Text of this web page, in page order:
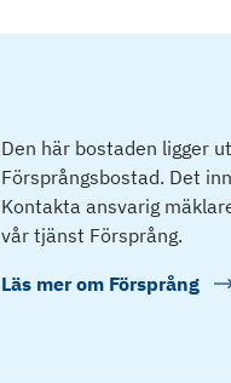
Den här bostaden ligger
Försprångsbostad. Det
Kontakta ansvarig
vår tjänst Försprång.
Läs mer om Försprång